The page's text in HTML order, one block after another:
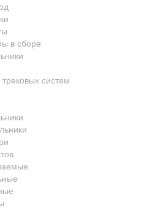
в сборе
систем